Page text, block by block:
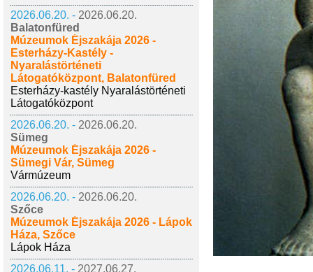
2026.06.20. - 2026.06.20.
Balatonfüred
Múzeumok Éjszakája 2026 -
Esterházy-Kastély -
Nyaralástörténeti
Látogatóközpont, Balatonfüred
Esterházy-kastély Nyaralástörténeti
Látogatóközpont
2026.06.20. - 2026.06.20.
Sümeg
Múzeumok Éjszakája 2026 -
Sümegi Vár, Sümeg
Vármúzeum
2026.06.20. - 2026.06.20.
Szőce
Múzeumok Éjszakája 2026 - Lápok
Háza, Szőce
Lápok Háza
2026.06.11. - 2027.06.27.